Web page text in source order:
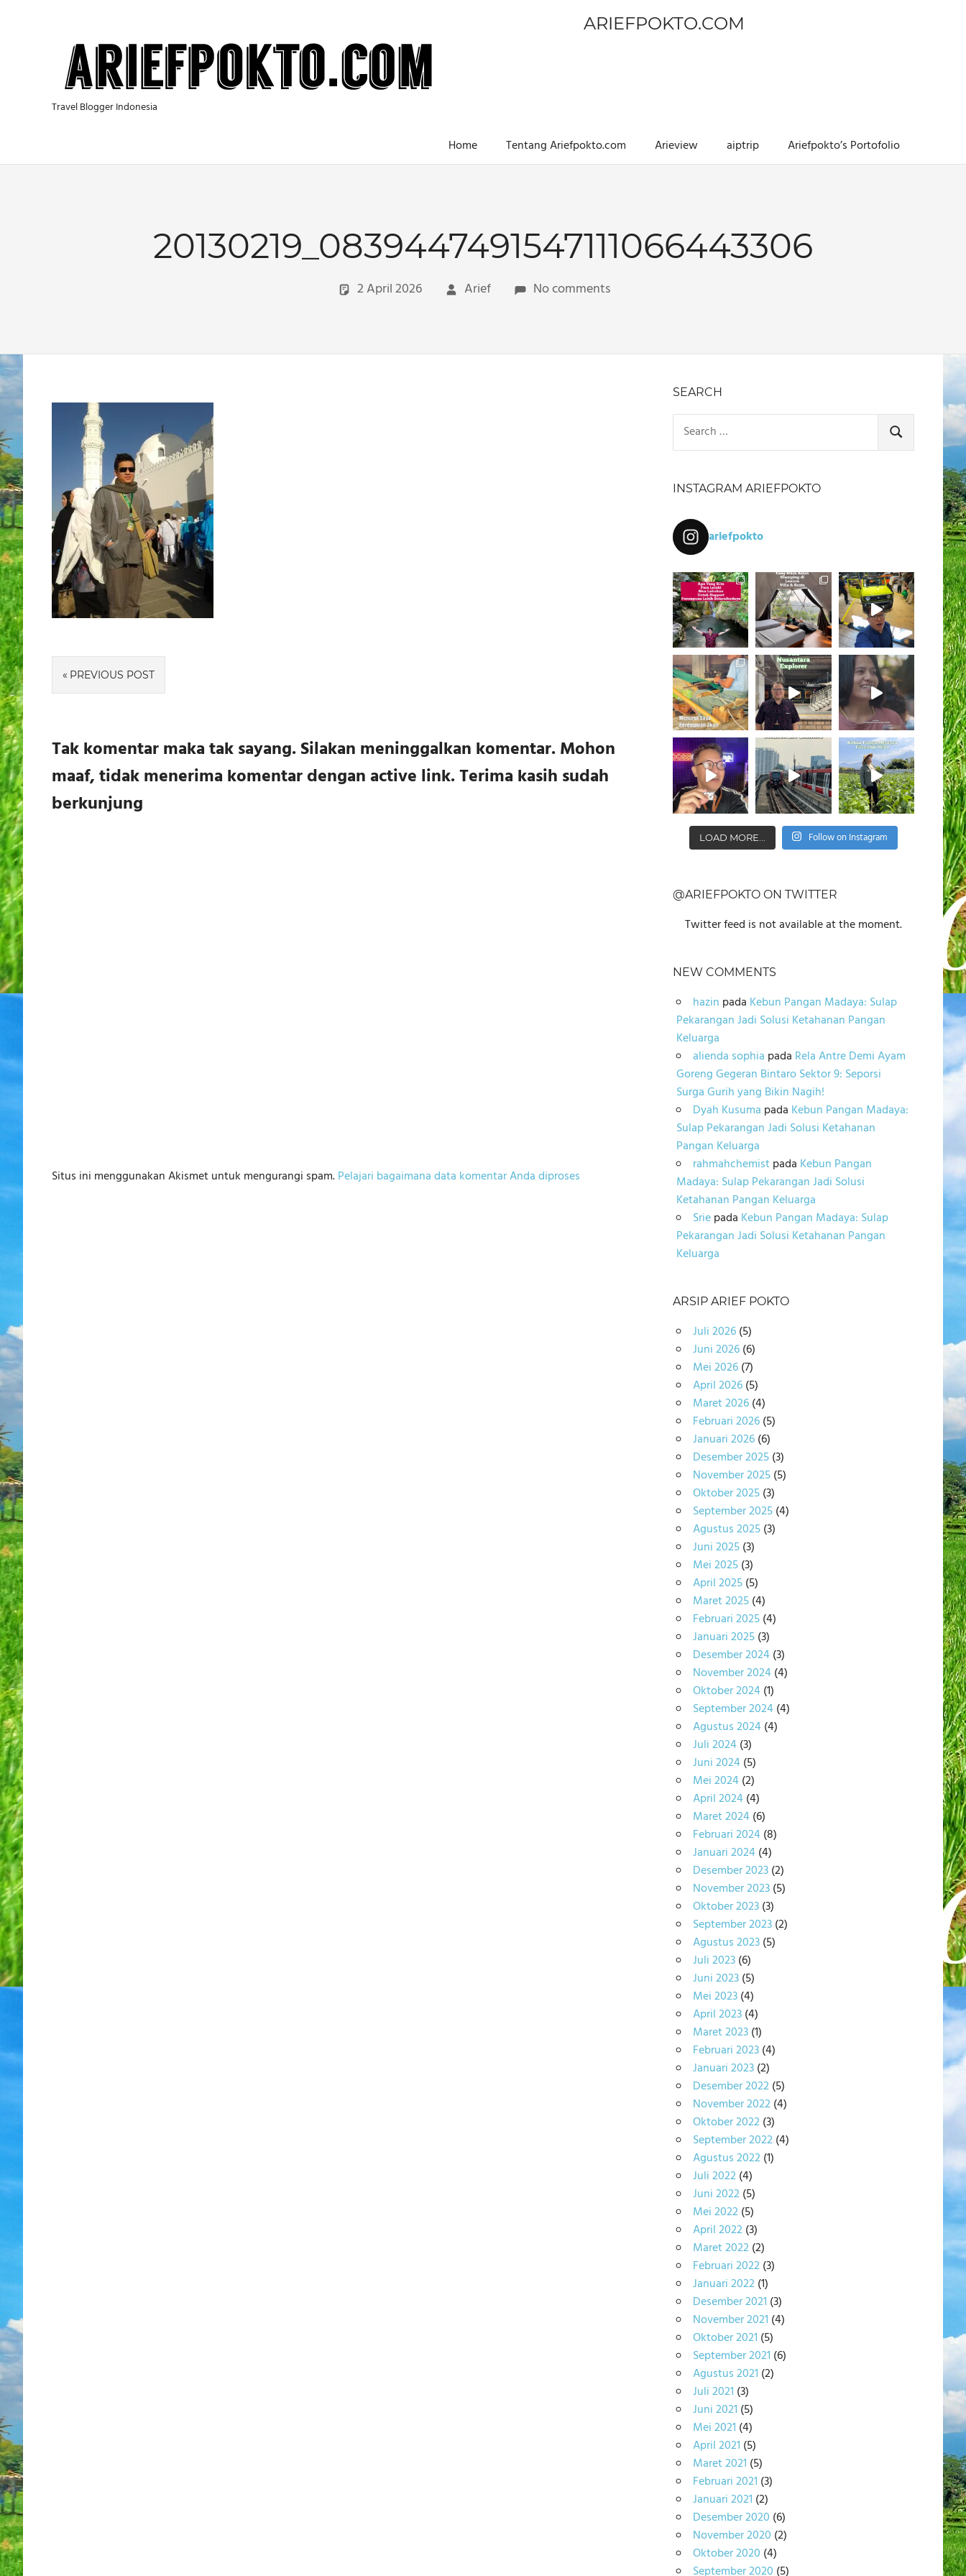
ARIEFPOKTO.COM
Travel Blogger Indonesia
Home Tentang Ariefpokto.com Arieview aiptrip Ariefpokto’s Portofolio
20130219_0839447491547111066443306
2 April 2026 Arief No comments
Navigasi
pos
PREVIOUS POST
Tak komentar maka tak sayang. Silakan meninggalkan komentar. Mohon
maaf, tidak menerima komentar dengan active link. Terima kasih sudah
berkunjung
Situs ini menggunakan Akismet untuk mengurangi spam.Pelajari bagaimana data komentar Anda diproses
SEARCH
Search
for:
SEARCH
INSTAGRAM ARIEFPOKTO
ariefpokto
LOAD MORE... Follow on Instagram
@ARIEFPOKTO ON TWITTER
Twitter feed is not available at the moment.
NEW COMMENTS
hazin pada Kebun Pangan Madaya: Sulap
Pekarangan Jadi Solusi Ketahanan Pangan
Keluarga
alienda sophia pada Rela Antre Demi Ayam
Goreng Gegeran Bintaro Sektor 9: Seporsi
Surga Gurih yang Bikin Nagih!
Dyah Kusuma pada Kebun Pangan Madaya:
Sulap Pekarangan Jadi Solusi Ketahanan
Pangan Keluarga
rahmahchemistpada Kebun Pangan
Madaya: Sulap Pekarangan Jadi Solusi
Ketahanan Pangan Keluarga
Sriepada Kebun Pangan Madaya: Sulap
Pekarangan Jadi Solusi Ketahanan Pangan
Keluarga
ARSIP ARIEF POKTO
Juli 2026(5)
Juni 2026(6)
Mei 2026(7)
April 2026(5)
Maret 2026(4)
Februari 2026(5)
Januari 2026(6)
Desember 2025(3)
November 2025(5)
Oktober 2025(3)
September 2025(4)
Agustus 2025(3)
Juni 2025(3)
Mei 2025(3)
April 2025(5)
Maret 2025(4)
Februari 2025(4)
Januari 2025(3)
Desember 2024(3)
November 2024(4)
Oktober 2024(1)
September 2024(4)
Agustus 2024(4)
Juli 2024(3)
Juni 2024(5)
Mei 2024(2)
April 2024(4)
Maret 2024(6)
Februari 2024(8)
Januari 2024(4)
Desember 2023(2)
November 2023(5)
Oktober 2023(3)
September 2023(2)
Agustus 2023(5)
Juli 2023(6)
Juni 2023(5)
Mei 2023(4)
April 2023(4)
Maret 2023(1)
Februari 2023(4)
Januari 2023(2)
Desember 2022(5)
November 2022(4)
Oktober 2022(3)
September 2022(4)
Agustus 2022(1)
Juli 2022(4)
Juni 2022(5)
Mei 2022(5)
April 2022(3)
Maret 2022(2)
Februari 2022(3)
Januari 2022(1)
Desember 2021 (3)
November 2021 (4)
Oktober 2021 (5)
September 2021 (6)
Agustus 2021 (2)
Juli 2021 (3)
Juni 2021 (5)
Mei 2021 (4)
April 2021 (5)
Maret 2021 (5)
Februari 2021 (3)
Januari 2021 (2)
Desember 2020 (6)
November 2020 (2)
Oktober 2020 (4)
September 2020 (5)